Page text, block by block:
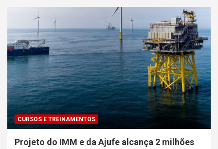
CURSOS E TREINAMENTOS
Projeto do IMM e da Ajufe alcança 2 milhões